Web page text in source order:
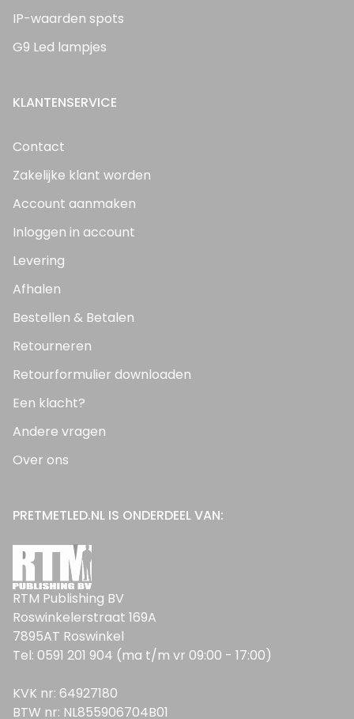
IP-waarden spots
G9 Led lampjes
KLANTENSERVICE
Contact
Zakelijke klant worden
Account aanmaken
Inloggen in account
Levering
Afhalen
Bestellen & Betalen
Retourneren
Retourformulier downloaden
Een klacht?
Andere vragen
Over ons
PRETMETLED.NL IS ONDERDEEL VAN:
RTM Publishing BV
Roswinkelerstraat 169A
7895AT Roswinkel
Tel: 0591 201 904 (ma t/m vr 09:00 - 17:00)
KVK nr: 64927180
BTW nr: NL855906704B01